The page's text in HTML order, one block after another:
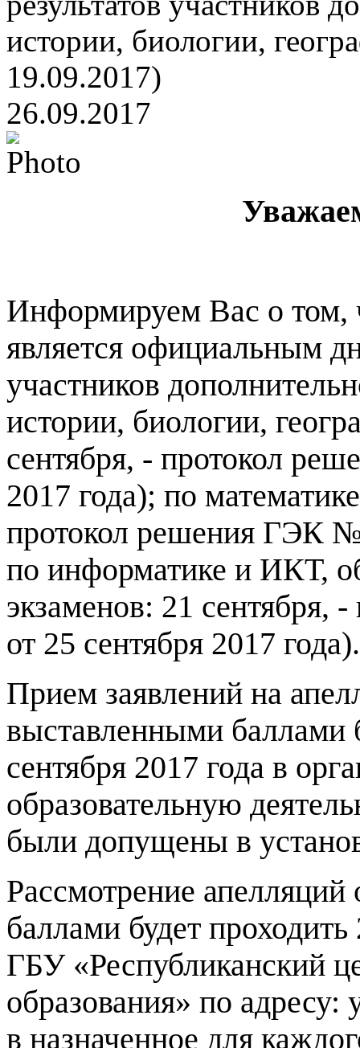
истории, биологии,
19.09.2017)
26.09.2017
Информируем Вас о том,
является официальным
участников
истории, биологии,
сентября, - протокол
2017 года); по
протокол решения ГЭК №
по информатике и ИКТ,
экзаменов: 21
от 25 сентября 2017 года).
Прием заявлений на
выставленными баллами
сентября 2017 года в
образовательную
были допущены в
Рассмотрение
баллами будет проходить
ГБУ «Республиканский
образования» по адресу:
в назначенное для